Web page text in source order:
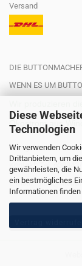
Diese
Technologien
Wir verwenden
Drittanbietern, um
gewährleisten, die
ein bestmögliches
Informationen
Versand
DIE
WENN ES UM
Ökostrom aus
Hier geht es zu
Kontakt: Tel. o38843/
E-Mail: